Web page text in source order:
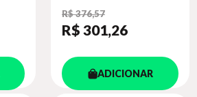
R$ 376,57
R$ 301,26
ADICIONAR